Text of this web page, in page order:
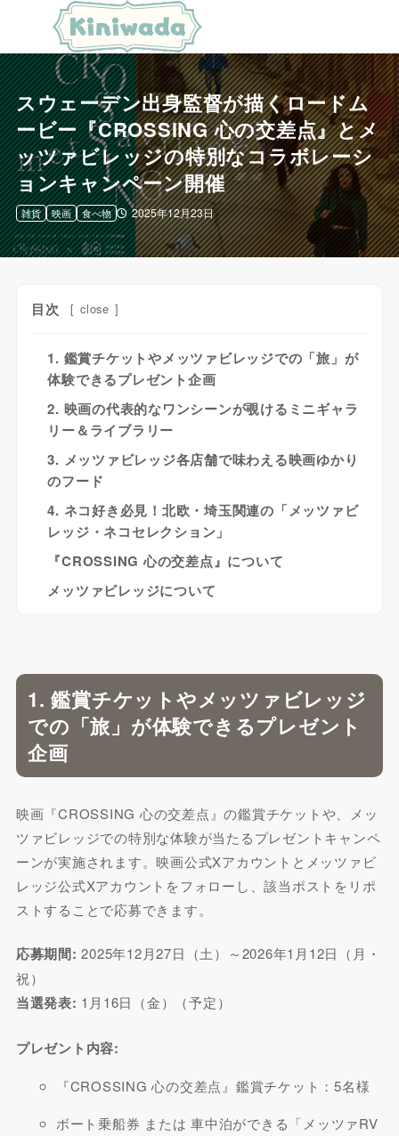
スウェーデン出身監督が描くロードム
ービー『CROSSING 心の交差点』とメ
ッツァビレッジの特別なコラボレーシ
ョンキャンペーン開催
2025年12月23日
雑貨 映画 食べ物
目次 [ close ]
1. 鑑賞チケットやメッツァビレッジでの「旅」が
体験できるプレゼント企画
2. 映画の代表的なワンシーンが覗けるミニギャラ
リー＆ライブラリー
3. メッツァビレッジ各店舗で味わえる映画ゆかり
のフード
4. ネコ好き必見！北欧・埼玉関連の「メッツァビ
レッジ・ネコセレクション」
『CROSSING 心の交差点』について
メッツァビレッジについて
1. 鑑賞チケットやメッツァビレッジ
での「旅」が体験できるプレゼント
企画
映画『CROSSING 心の交差点』の鑑賞チケットや、メッ
ツァビレッジでの特別な体験が当たるプレゼントキャンペ
ーンが実施されます。映画公式Xアカウントとメッツァビ
レッジ公式Xアカウントをフォローし、該当ポストをリポ
ストすることで応募できます。
応募期間: 2025年12月27日（土）～2026年1月12日（月・
祝）
当選発表: 1月16日（金）（予定）
プレゼント内容:
『CROSSING 心の交差点』鑑賞チケット：5名様
ボート乗船券 または 車中泊ができる「メッツァRV